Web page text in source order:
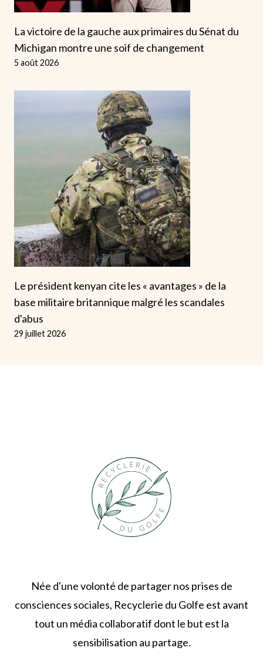
La victoire de la gauche aux primaires du Sénat du
Michigan montre une soif de changement
5 août 2026
Le président kenyan cite les « avantages » de la
base militaire britannique malgré les scandales
d'abus
29 juillet 2026
Née d'une volonté de partager nos prises de
consciences sociales, Recyclerie du Golfe est avant
tout un média collaboratif dont le but est la
sensibilisation au partage.